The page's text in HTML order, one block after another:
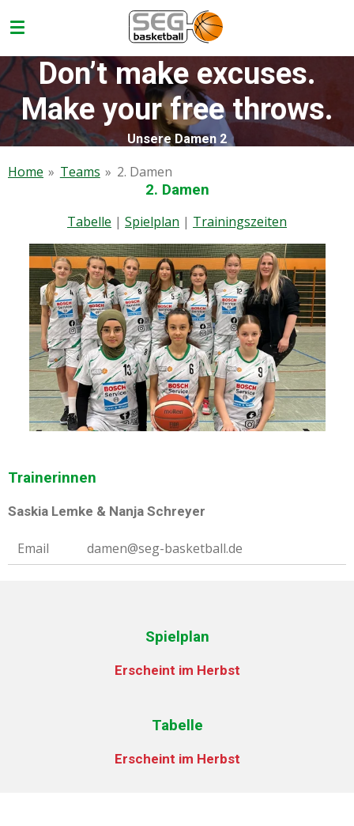
Hauptinhalt
springen
Don’t make excuses.
Make your free throws.
Unsere Damen 2
Home » Teams » 2. Damen
2. Damen
Tabelle | Spielplan | Trainingszeiten
Trainerinnen
Saskia Lemke & Nanja Schreyer
Email damen@seg-basketball.de
Spielplan
Erscheint im Herbst
Tabelle
Erscheint im Herbst